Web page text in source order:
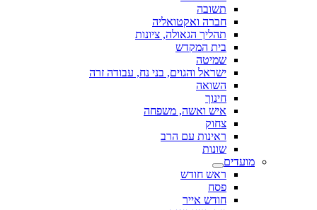
תשובה
חברה ואקטואליה
תהליך הגאולה, ציונות
בית המקדש
שמיטה
ישראל והגוים, בני נח, עבודה זרה
השואה
חינוך
איש ואשה, משפחה
צחוק
ראינות עם הרב
שונות
מועדים
ראש חודש
פסח
חודש אייר